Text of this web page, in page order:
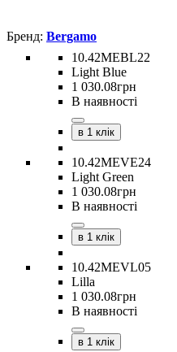
Bergamo
10.42MEBL22
Light Blue
1 030.08грн
В наявності
в 1 клік
10.42MEVE24
Light Green
1 030.08грн
В наявності
в 1 клік
10.42MEVL05
Lilla
1 030.08грн
В наявності
в 1 клік